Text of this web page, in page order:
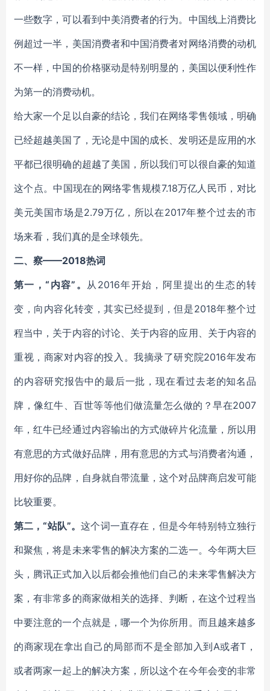
一些数字，可以看到中美消费者的行为。中国线上消费比
例超过一半，美国消费者和中国消费者对网络消费的动机
不一样，中国的价格驱动是特别明显的，美国以便利性作
为第一的消费动机。
给大家一个足以自豪的结论，我们在网络零售领域，明确
已经超越美国了，无论是中国的成长、发明还是应用的水
平都已很明确的超越了美国，所以我们可以很自豪的知道
这个点。中国现在的网络零售规模7.18万亿人民币，对比
美元美国市场是2.79万亿，所以在2017年整个过去的市
场来看，我们真的是全球领先。
二、察——2018热词
第一，“内容”。 从2016年开始，阿里提出的生态的转
变，向内容化转变，其实已经提到，但是2018年整个过
程当中，关于内容的讨论、关于内容的应用、关于内容的
重视，商家对内容的投入。我摘录了研究院2016年发布
的内容研究报告中的最后一批，现在看过去老的知名品
牌，像红牛、百世等等他们做流量怎么做的？早在2007
年，红牛已经通过内容输出的方式做碎片化流量，所以用
有意思的方式做好品牌，用有意思的方式与消费者沟通，
用好你的品牌，自身就自带流量，这个对品牌商启发可能
比较重要。
第二，“站队”。这个词一直存在，但是今年特别特立独行
和聚焦，将是未来零售的解决方案的二选一。今年两大巨
头，腾讯正式加入以后都会推他们自己的未来零售解决方
案，有非常多的商家做相关的选择、判断，在这个过程当
中要注意的一个点就是，哪一个为你所用。而且越来越多
的商家现在拿出自己的局部而不是全部加入到A或者T，
或者两家一起上的解决方案，所以这个在今年会变的非常